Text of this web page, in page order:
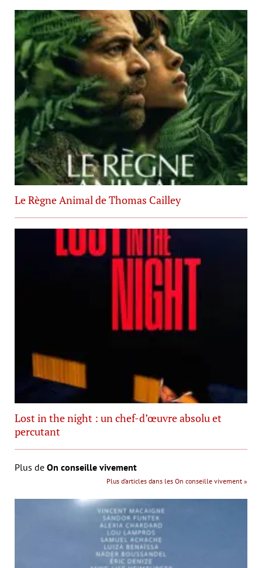
Le Règne Animal de Thomas Cailley
Lost in the night : un chef-d’œuvre absolu et
percutant
Plus de On conseille vivement
Plus d’articles dans les On conseille vivement »